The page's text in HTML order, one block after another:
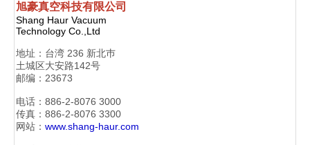
旭豪真空科技有限公司
Shang Haur Vacuum
Technology Co.,Ltd
地址： 台湾 236 新北巿
土城区大安路142号
邮编：23673
电话：886-2-8076 3000
传真：886-2-8076 3300
网站： www.shang-haur.com